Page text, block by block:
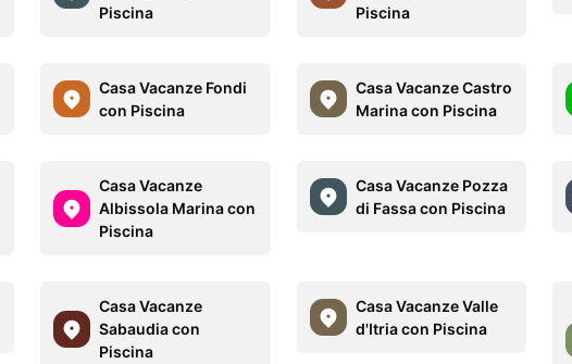
Piscina
Piscina
Casa Vacanze Fondi
con Piscina
Casa Vacanze Castro
Marina con Piscina
Casa Vacanze
Albissola Marina con
Piscina
Casa Vacanze Pozza
di Fassa con Piscina
Casa Vacanze
Sabaudia con
Piscina
Casa Vacanze Valle
d'Itria con Piscina